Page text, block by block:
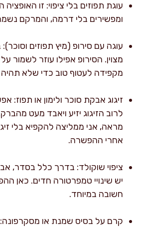
עוגת תפוזים בלי ציפוי: זו
ומפשירים בלי דרמה, והמרקם
עוגה עם סירופ (מיץ תפוזים
מצוין. הסירופ אפילו עוזר לשמור
מקפידה לעטוף טוב כדי שלא
זיגוג אבקת סוכר ולימון או תפוז:
לרוב הזיגוג יזיע ויאבד מעט
מראה, אני ממליצה להקפיא בלי
אחרי ההפשרה.
ציפוי שוקולד: בדרך כלל בסדר,
יש שינויי טמפרטורה חדים. כאן
חשובה במיוחד.
קרם על בסיס שמנת או